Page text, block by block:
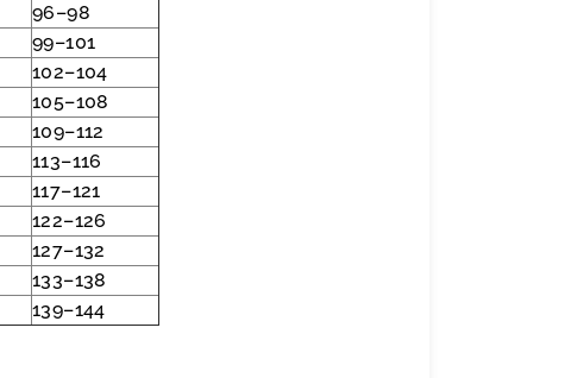
96–98
99–101
102–104
105–108
109–112
113–116
117–121
122–126
127–132
133–138
139–144